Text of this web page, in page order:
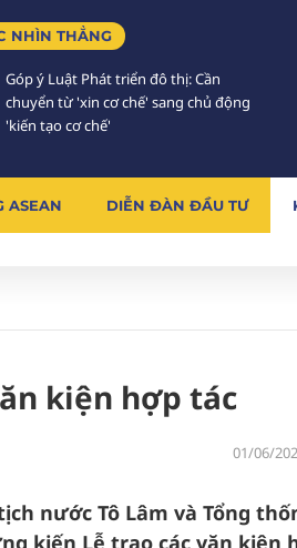
NHÌN THẲNG
Góp ý Luật Phát triển đô thị: Cần
chuyển từ 'xin cơ chế' sang chủ động
'kiến tạo cơ chế'
ASEAN DIỄN ĐÀN ĐẦU TƯ
kiện hợp tác
01/06/
nước Tô Lâm và Tổng
kiến Lễ trao các văn kiện